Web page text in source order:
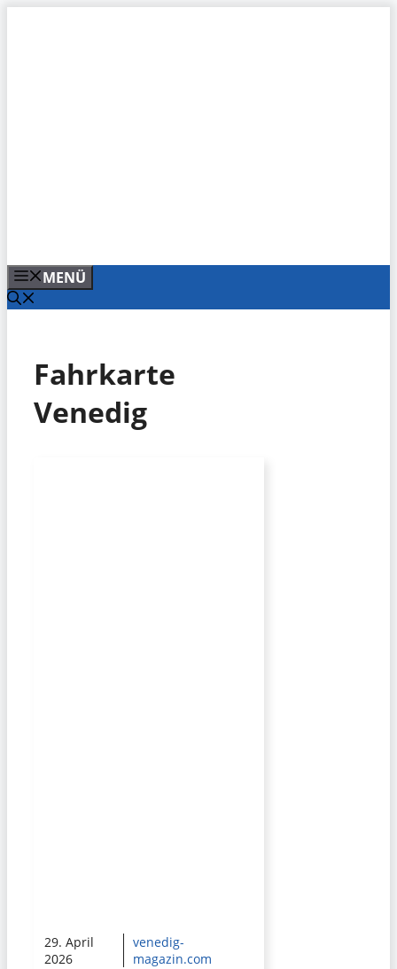
MENÜ
Fahrkarte
Venedig
29. April
2026
venedig-
magazin.com